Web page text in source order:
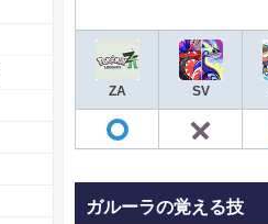
ZA SV
ガルーラの覚える技